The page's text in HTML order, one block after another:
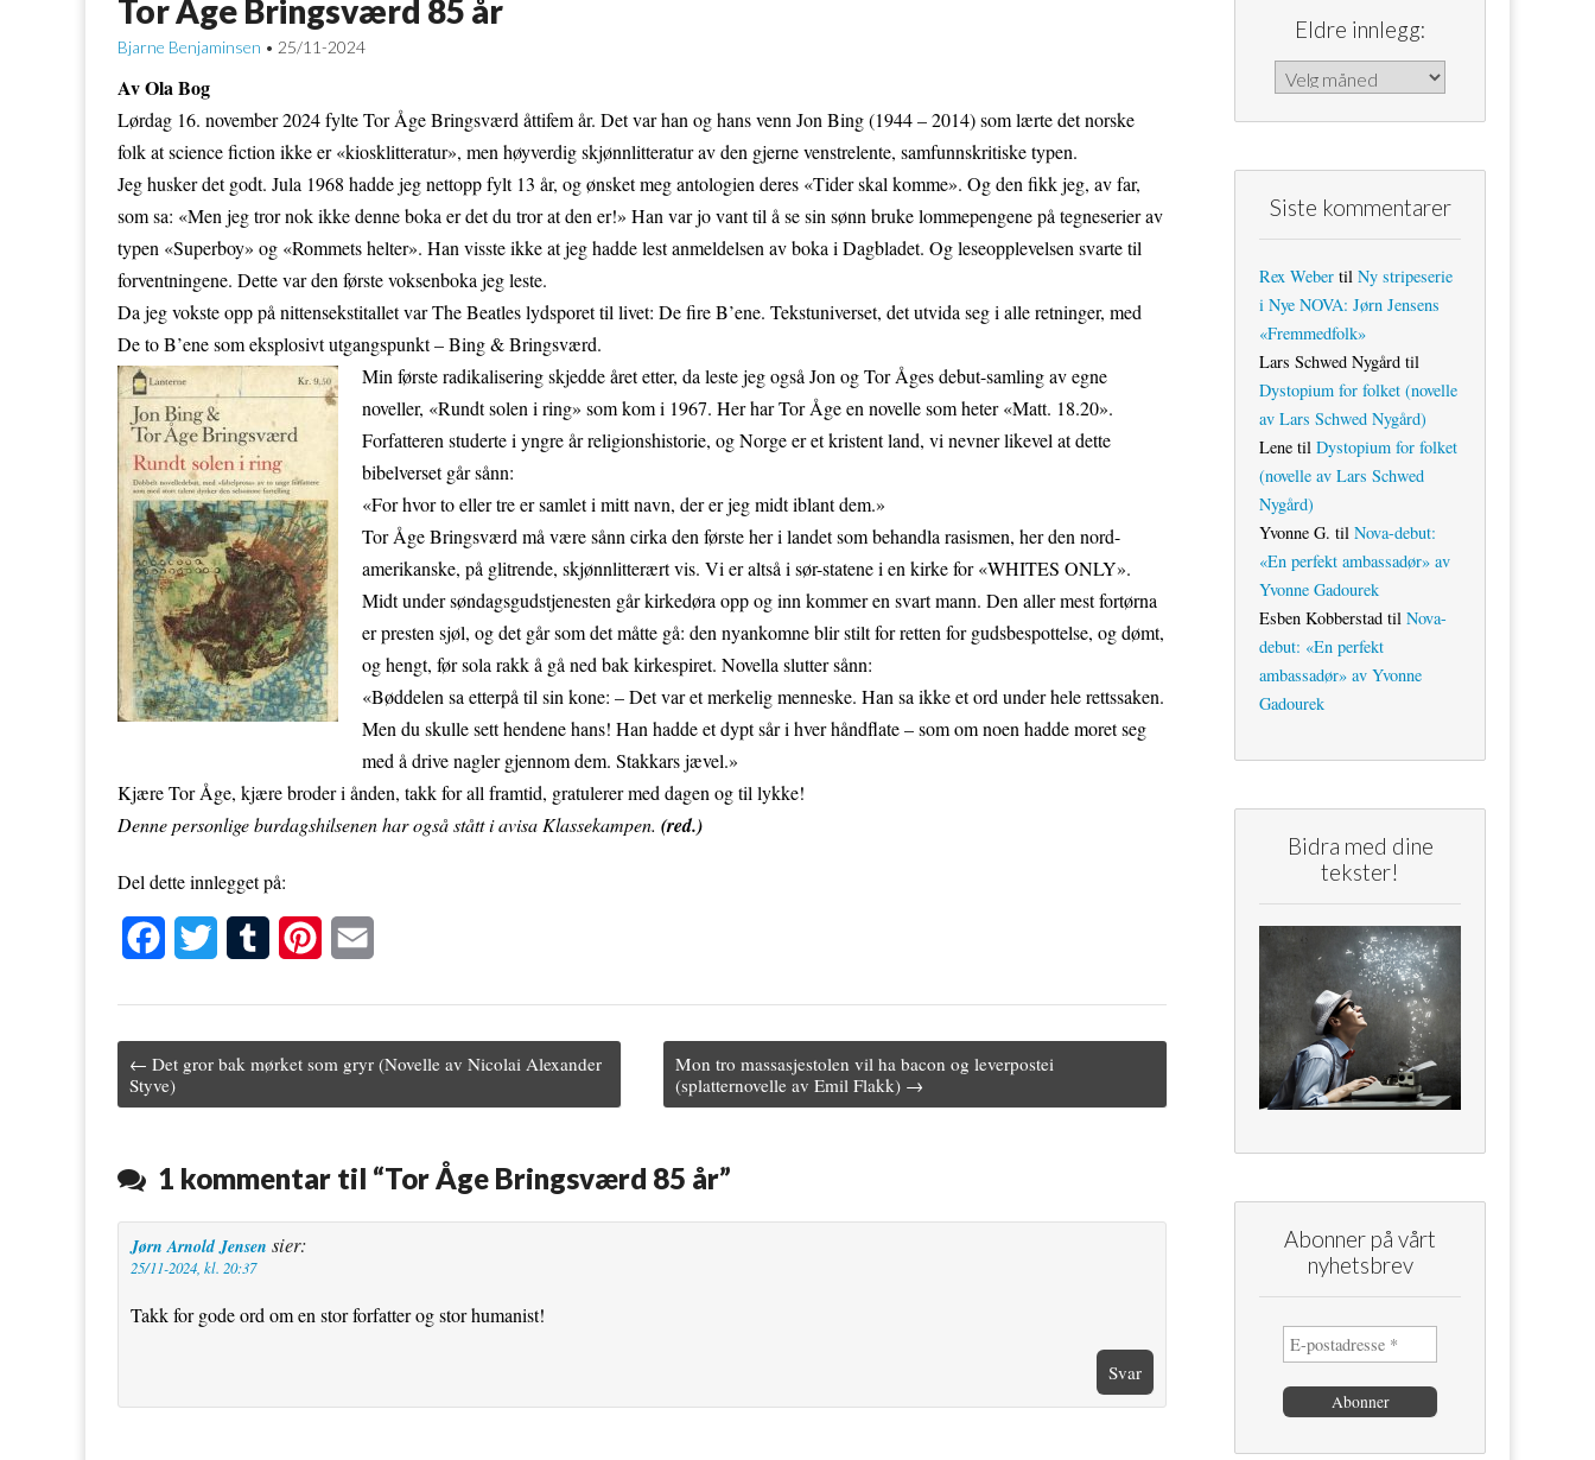
Tor Åge Bringsværd 85 år
Bjarne Benjaminsen • 25/11-2024
Av Ola Bog
Lørdag 16. november 2024 fylte Tor Åge Bringsværd åttifem år. Det var han og hans venn Jon Bing (1944 – 2014) som lærte det norske
folk at science fiction ikke er «kiosklitteratur», men høyverdig skjønnlitteratur av den gjerne venstrelente, samfunnskritiske typen.
Jeg husker det godt. Jula 1968 hadde jeg nettopp fylt 13 år, og ønsket meg antologien deres «Tider skal komme». Og den fikk jeg, av far,
som sa: «Men jeg tror nok ikke denne boka er det du tror at den er!» Han var jo vant til å se sin sønn bruke lommepengene på tegneserier av
typen «Superboy» og «Rommets helter». Han visste ikke at jeg hadde lest anmeldelsen av boka i Dagbladet. Og leseopplevelsen svarte til
forventningene. Dette var den første voksenboka jeg leste.
Da jeg vokste opp på nittensekstitallet var The Beatles lydsporet til livet: De fire B’ene. Tekstuniverset, det utvida seg i alle retninger, med
De to B’ene som eksplosivt utgangspunkt – Bing & Bringsværd.
Min første radikalisering skjedde året etter, da leste jeg også Jon og Tor Åges debut-samling av egne
noveller, «Rundt solen i ring» som kom i 1967. Her har Tor Åge en novelle som heter «Matt. 18.20».
Forfatteren studerte i yngre år religionshistorie, og Norge er et kristent land, vi nevner likevel at dette
bibelverset går sånn:
«For hvor to eller tre er samlet i mitt navn, der er jeg midt iblant dem.»
Tor Åge Bringsværd må være sånn cirka den første her i landet som behandla rasismen, her den nord-
amerikanske, på glitrende, skjønnlitterært vis. Vi er altså i sør-statene i en kirke for «WHITES ONLY».
Midt under søndagsgudstjenesten går kirkedøra opp og inn kommer en svart mann. Den aller mest fortørna
er presten sjøl, og det går som det måtte gå: den nyankomne blir stilt for retten for gudsbespottelse, og dømt,
og hengt, før sola rakk å gå ned bak kirkespiret. Novella slutter sånn:
«Bøddelen sa etterpå til sin kone: – Det var et merkelig menneske. Han sa ikke et ord under hele rettssaken.
Men du skulle sett hendene hans! Han hadde et dypt sår i hver håndflate – som om noen hadde moret seg
med å drive nagler gjennom dem. Stakkars jævel.»
Kjære Tor Åge, kjære broder i ånden, takk for all framtid, gratulerer med dagen og til lykke!
Denne personlige burdagshilsenen har også stått i avisa Klassekampen. (red.)
Del dette innlegget på:
e
b
o
k
t
t
r
b
l
t
e
e
l
Post navigation
← Det gror bak mørket som gryr (Novelle av Nicolai Alexander
Styve)
Mon tro massasjestolen vil ha bacon og leverpostei
(splatternovelle av Emil Flakk) →
1 kommentar til “Tor Åge Bringsværd 85 år”
Jørn Arnold Jensen sier:
25/11-2024, kl. 20:37
Takk for gode ord om en stor forfatter og stor humanist!
Svar
Eldre innlegg:
Eldre innlegg:
Siste kommentarer
Rex Weber til Ny stripeserie
i Nye NOVA: Jørn Jensens
«Fremmedfolk»
Lars Schwed Nygård til
Dystopium for folket (novelle
av Lars Schwed Nygård)
Lene til Dystopium for folket
(novelle av Lars Schwed
Nygård)
Yvonne G. til Nova-debut:
«En perfekt ambassadør» av
Yvonne Gadourek
Esben Kobberstad til Nova-
debut: «En perfekt
ambassadør» av Yvonne
Gadourek
Bidra med dine
tekster!
Abonner på vårt
nyhetsbrev